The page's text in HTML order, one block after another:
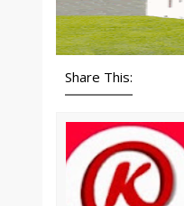
Share This: